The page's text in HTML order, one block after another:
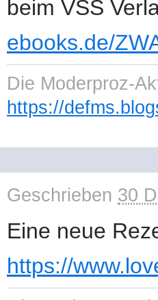
beim VSS
ebooks.de/
Die Moderproz-
https://
Geschrieben 30
Eine neue
https://